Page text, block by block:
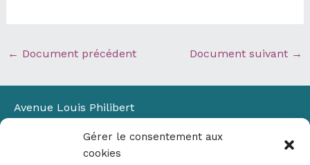
Gérer le consentement aux
cookies
← Document précédent Document suivant →
Avenue Louis Philibert
Bâtiment Laennec
13100 Aix-en-Provence